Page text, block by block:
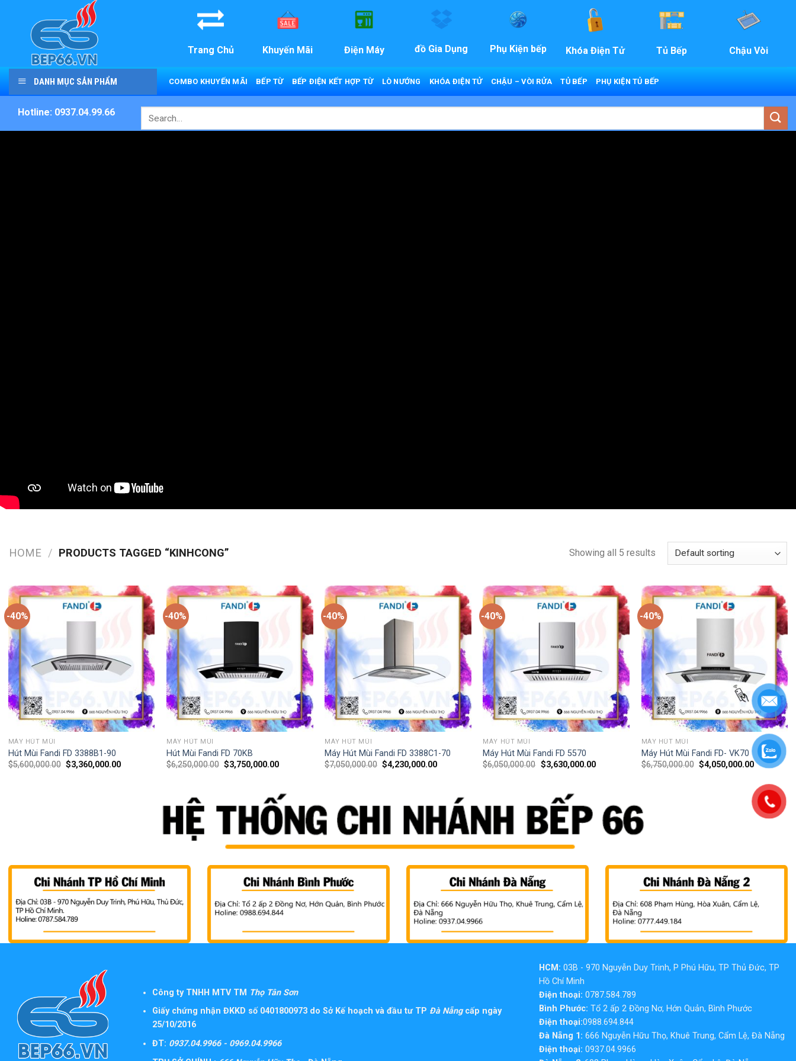
content
Trang Chủ
Khuyến Mãi Điện Máy đồ Gia Dụng Phụ Kiện bếp Khóa Điện Tử Tủ Bếp Chậu Vòi
DANH MỤC SẢN PHẨM COMBO KHUYẾN MÃI BẾP TỪ BẾP ĐIỆN KẾT HỢP TỪ LÒ NƯỚNG KHÓA ĐIỆN TỬ CHẬU – VÒI RỬA TỦ BẾP PHỤ KIỆN TỦ BẾP
Hotline: 0937.04.99.66
Search
for:
HOME / PRODUCTS TAGGED “KINHCONG” Showing all 5 results
-40%
MÁY HÚT MÙI
Hút Mùi Fandi FD 3388B1-90
$5,600,000.00 $3,360,000.00
-40%
MÁY HÚT MÙI
Hút Mùi Fandi FD 70KB
$6,250,000.00 $3,750,000.00
-40%
MÁY HÚT MÙI
Máy Hút Mùi Fandi FD 3388C1-70
$7,050,000.00 $4,230,000.00
-40%
MÁY HÚT MÙI
Máy Hút Mùi Fandi FD 5570
$6,050,000.00 $3,630,000.00
-40%
MÁY HÚT MÙI
Máy Hút Mùi Fandi FD- VK70
$6,750,000.00 $4,050,000.00
Công ty TNHH MTV TM Thọ Tân Sơn
Giấy chứng nhận ĐKKD số 0401800973 do Sở Kế hoạch và đầu tư TP Đà Nẵngcấp ngày
25/10/2016
ĐT: 0937.04.9966 - 0969.04.9966
HCM: 03B - 970 Nguyễn Duy Trinh, P Phú Hữu, TP Thủ Đức, TP
Hồ Chí Minh
Điện thoại: 0787.584.789
Bình Phước: Tổ 2 ấp 2 Đồng Nơ, Hớn Quản, Bình Phước
Điện thoại:0988.694.844
Đà Nẵng 1: 666 Nguyễn Hữu Thọ, Khuê Trung, Cẩm Lệ, Đà Nẵng
Điện thoại: 0937.04.9966